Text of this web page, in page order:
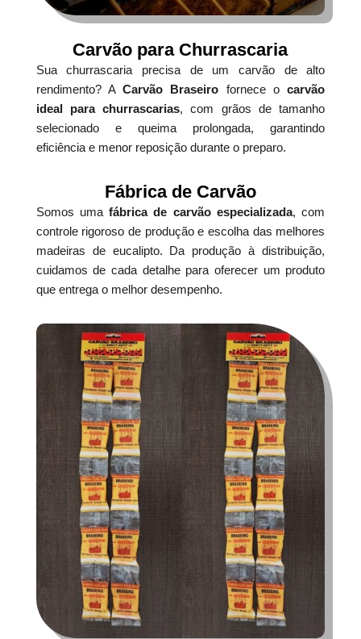
Carvão para Churrascaria
Sua churrascaria precisa de um carvão de alto
rendimento? ACarvão Braseiro fornece ocarvão
ideal para churrascarias, com grãos de tamanho
selecionado e queima prolongada, garantindo
eficiência e menor reposição durante o preparo.
Fábrica de Carvão
Somos umafábrica de carvão especializada, com
controle rigoroso de produção e escolha das melhores
madeiras de eucalipto. Da produção à distribuição,
cuidamos de cada detalhe para oferecer um produto
que entrega o melhor desempenho.